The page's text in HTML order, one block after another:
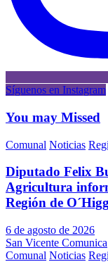
Síguenos en Instagram
You may Missed
Comunal Noticias
Diputado Felix
Agricultura
Región de
6 de agosto de 2026
San Vicente Comunica
Comunal Noticias